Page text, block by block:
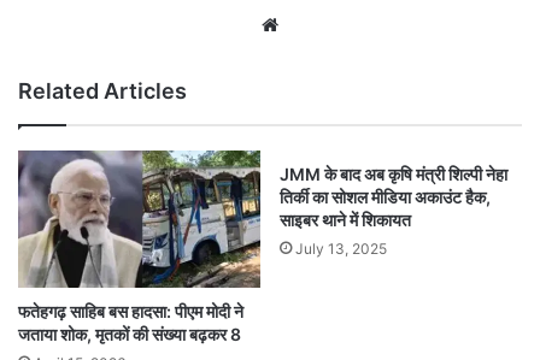
Related Articles
फतेहगढ़ साहिब बस हादसा: पीएम मोदी ने
जताया शोक, मृतकों की संख्या बढ़कर 8
JMM के बाद अब कृषि मंत्री शिल्पी नेहा
तिर्की का सोशल मीडिया अकाउंट हैक,
साइबर थाने में शिकायत
July 13, 2025